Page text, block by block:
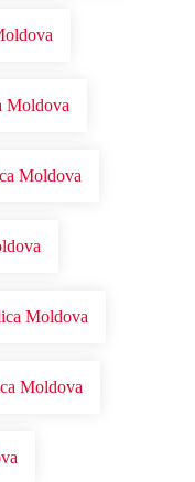
Moldova
Moldova
Moldova
Moldova